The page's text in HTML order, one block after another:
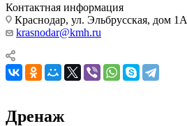
Контактная информация
Краснодар, ул. Эльбрусская, дом 1А
krasnodar@kmh.ru
Дренаж